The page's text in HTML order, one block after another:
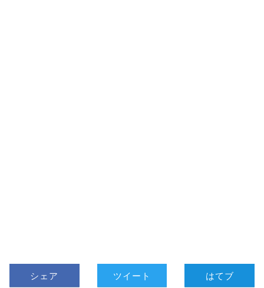
シェア ツイート はてブ